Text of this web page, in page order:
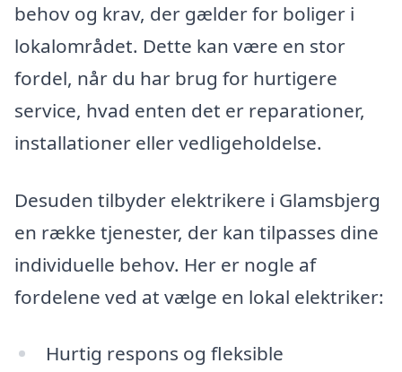
behov og krav, der gælder for boliger i
lokalområdet. Dette kan være en stor
fordel, når du har brug for hurtigere
service, hvad enten det er reparationer,
installationer eller vedligeholdelse.
Desuden tilbyder elektrikere i Glamsbjerg
en række tjenester, der kan tilpasses dine
individuelle behov. Her er nogle af
fordelene ved at vælge en lokal elektriker:
Hurtig respons og fleksible